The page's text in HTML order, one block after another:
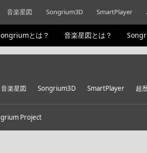
音楽星図 Songrium3D SmartPlayer
とは？ 音楽星図とは？
音楽星図 Songrium3D SmartPlayer 超
Project